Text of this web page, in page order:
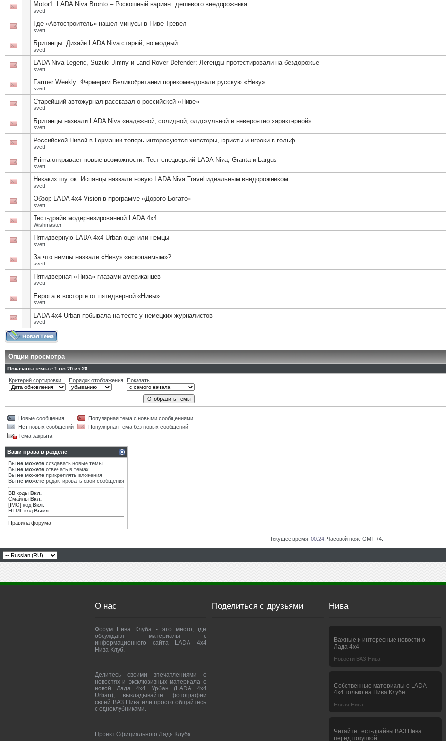
Motor1: LADA Niva Bronto – Роскошный вариант дешевого внедорожника
svett
Где «Автостроитель» нашел минусы в Ниве Тревел
svett
Британцы: Дизайн LADA Niva старый, но модный
svett
LADA Niva Legend, Suzuki Jimny и Land Rover Defender: Легенды протестировали на бездорожье
svett
Farmer Weekly: Фермерам Великобритании порекомендовали русскую «Ниву»
svett
Старейший автожурнал рассказал о российской «Ниве»
svett
Британцы назвали LADA Niva «надежной, солидной, олдскульной и невероятно характерной»
svett
Российской Нивой в Германии теперь интересуются хипстеры, юристы и игроки в гольф
svett
Prima открывает новые возможности: Тест спецверсий LADA Niva, Granta и Largus
svett
Никаких шуток: Испанцы назвали новую LADA Niva Travel идеальным внедорожником
svett
Обзор LADA 4x4 Vision в программе «Дорого-Богато»
svett
Тест-драйв модернизированной LADA 4x4
Wishmaster
Пятидверную LADA 4х4 Urban оценили немцы
svett
За что немцы назвали «Ниву» «ископаемым»?
svett
Пятидверная «Нива» глазами американцев
svett
Европа в восторге от пятидверной «Нивы»
svett
LADA 4x4 Urban побывала на тесте у немецких журналистов
svett
Опции просмотра
Показаны темы с 1 по 20 из 28
Критерий сортировки
Порядок отображения Показать
Новые сообщения
Популярная тема с новыми сообщениями
Нет новых сообщений
Популярная тема без новых сообщений
Тема закрыта
Ваши права в разделе
Вы не можете создавать новые темы
Вы не можете отвечать в темах
Вы не можете прикреплять вложения
Вы не можете редактировать свои сообщения
BB коды Вкл.
Смайлы Вкл.
[IMG] код Вкл.
HTML код Выкл.
Правила форума
Текущее время: 00:24 . Часовой пояс GMT +4.
О нас
Форум Нива Клуба - это место, где
обсуждают материалы с
информационного сайта LADA 4x4
Нива Клуб.
Делитесь своими впечатлениями о
новостях и эксклюзивных материала о
новой Лада 4х4 Урбан (LADA 4x4
Urban), выкладывайте фотографии
своей ВАЗ Нива или просто общайтесь
с одноклубниками.
Проект Официального Лада Клуба
Поделиться с друзьями Нива
Важные и интересные новости о
Лада 4х4.
Новости ВАЗ Нива
Собственные материалы о LADA
4x4 только на Нива Клубе.
Новая Нива
Читайте тест-драйвы ВАЗ Нива
перед покупкой.